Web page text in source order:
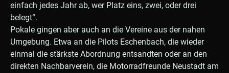
einfach jedes Jahr ab, wer Platz eins, zwei, oder drei
belegt“.
Pokale gingen aber auch an die Vereine aus der nahen
Umgebung. Etwa an die Pilots Eschenbach, die wieder
einmal die stärkste Abordnung entsandten oder an den
direkten Nachbarverein, die Motorradfreunde Neustadt am